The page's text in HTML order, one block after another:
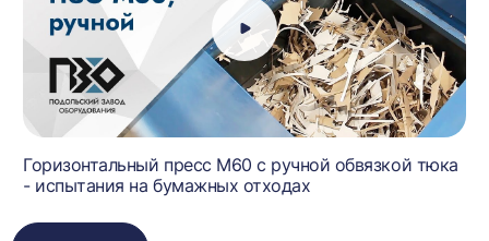
Горизонтальный пресс М60 с ручной обвязкой тюка
- испытания на бумажных отходах